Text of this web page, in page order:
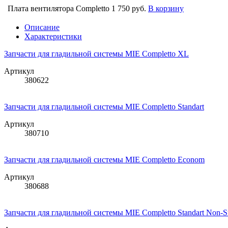
Плата вентилятора Completto 1 750 руб. В корзину
Описание
Характеристики
Запчасти для гладильной системы MIE Completto XL
Артикул
380622
Запчасти для гладильной системы MIE Completto Standart
Артикул
380710
Запчасти для гладильной системы MIE Completto Econom
Артикул
380688
Запчасти для гладильной системы MIE Completto Standart Non-